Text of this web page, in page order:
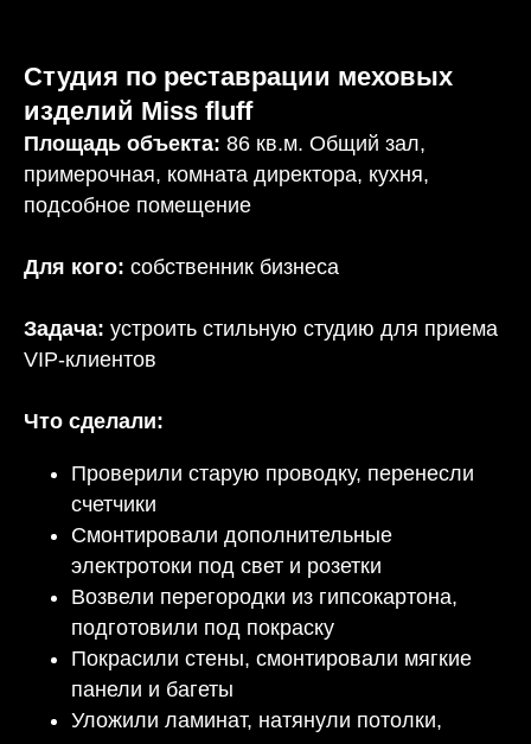
Студия по реставрации меховых
изделий Miss fluff
Площадь объекта: 86 кв.м. Общий зал,
примерочная, комната директора, кухня,
подсобное помещение
Для кого: собственник бизнеса
Задача: устроить стильную студию для приема
VIP-клиентов
Что сделали:
Проверили старую проводку, перенесли
счетчики
Смонтировали дополнительные
электротоки под свет и розетки
Возвели перегородки из гипсокартона,
подготовили под покраску
Покрасили стены, смонтировали мягкие
панели и багеты
Уложили ламинат, натянули потолки,